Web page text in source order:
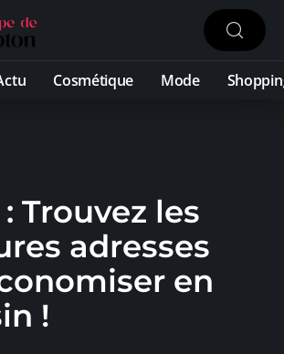
Cosmétique Mode
Trouvez les
adresses
en
!